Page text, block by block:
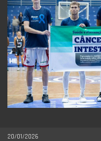
20/01/2026